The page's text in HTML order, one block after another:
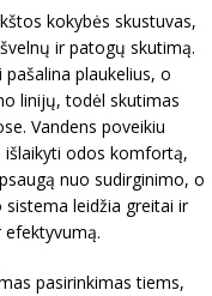
kokybės skustuvas,
ir patogų skutimą.
pašalina plaukelius, o
linijų, todėl skutimas
Vandens poveikiu
odos komfortą,
nuo sudirginimo, o
leidžia greitai ir
efektyvumą.
pasirinkimas tiems,